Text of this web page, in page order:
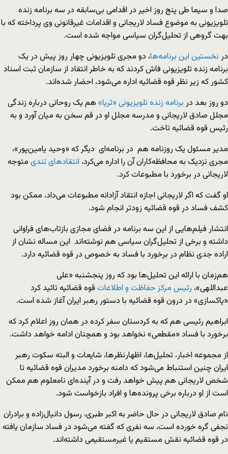
صدا و سیما طی پنج روز اخیر در اقدامی بی‌سابقه در سه برنامه زنده
تلویزیونی به موضوع فساد لاریجانی و اقدامات غیرقانونی وی پرداخته که با
بهت گروهی از تحلیل‌گران سیاسی مواجه شده است.
در نخستین این برنامه‌ها، دو مجری تلویزیونی چهار روز پیش در یک
برنامه زنده تلویزیونی فاش کردند که به خاطر انتقاد از سازمان ثبت اسناد
کشور که زیر نظر قوه قضائیه اداره می‌شود، احضار شده‌اند.
دو روز بعد در برنامه زنده تلویزیونی «ثریا» هم یک روحانی درباره زندگی
مجلل صادق لاریجانی و مدرسه مجلل او در قم سخن به میان آورد و به
رئیس قوه قضائیه تاخت.
مدیر مسئول یک روزنامه هم در برنامه‌ای دیگر که «وحید یامین‌پور»،
مجری نزدیک به محافظه‌کاران آن را اداره می‌کرد، انتقاد‌های تندی متوجه
لاریجانی در برخورد با مطبوعات کرد.
او گفت که اگر لاریجانی اجازه انتقاد آزادانه مطبوعات می‌داد، ممکن بود
کشف فساد در قوه قضائیه زودتر انجام شود.
انتشار فیلم‌هایی از این سه برنامه در فضای مجازی بازتاب‌های فراوانی
داشته و برخی از تحلیل‌گران سیاسی هم نوشته‌اند این مساله نشان از
اراده جدی نظام در برخورد با فساد به خصوص در قوه قضائیه دارد.
هم‌زمان با ارائه این تحلیل‌ها بود که روز پنجشنبه «علی
عبداللهی»، رئیس مرکز حفاظت و اطلاعات قوه قضائیه تائید کرد
«پاکسازی» در درون قوه قضائیه با دستور رهبر ایران آغاز شده است.
ابراهیم رئیسی هم که به کردستان سفر کرده در همان روز اعلام کرد که
برخورد با فساد «مقطعی» نخواهد بود و همچنان ادامه خواهد داشت.
از مجموعه اخبار، تحلیل‌ها، اظهار‌نظر‌ها، شایعات و البته سکوت رهبر
ایران چنین استنباط می‌شود که دامنه برخورد مدیران قوه قضائیه تا
شخص لاریجانی هم پیش خواهد رفت و در آینده‌ای نامعلوم هم ممکن
است از او درباره برخی پرونده‌ها و افراد بازخواست شود.
نام صادق لاریجانی در حال حاضر به اکبر طبری، رسول دانیال‌زاده و برادران
نجفی گره خورده است، سه نفری که گفته می‌شود در فساد سازمان یافته
در قوه قضائیه نقش مستقیم یا غیرمستقیمی داشته‌اند.